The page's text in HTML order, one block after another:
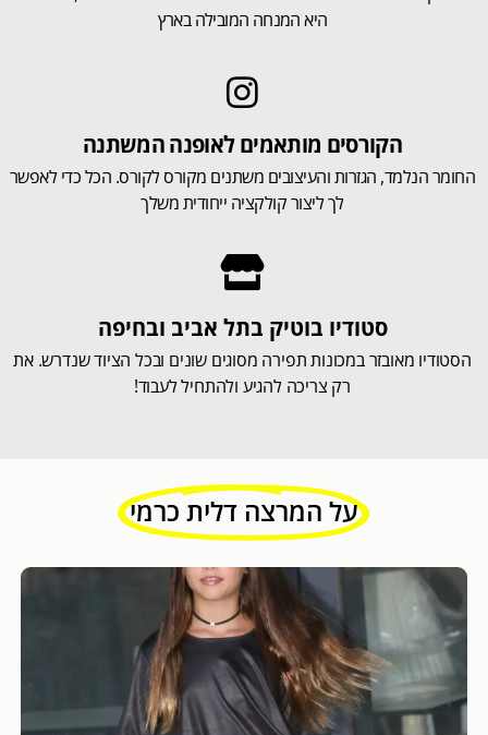
היא המנחה המובילה בארץ
הקורסים מותאמים לאופנה המשתנה
החומר הנלמד, הגזרות והעיצובים משתנים מקורס לקורס. הכל כדי לאפשר
לך ליצור קולקציה ייחודית משלך
סטודיו בוטיק בתל אביב ובחיפה
הסטודיו מאובזר במכונות תפירה מסוגים שונים ובכל הציוד שנדרש. את
רק צריכה להגיע ולהתחיל לעבוד!
על המרצה דלית כרמי